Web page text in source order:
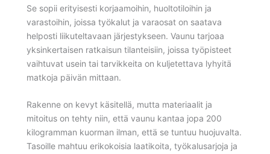
Se sopii erityisesti korjaamoihin, huoltotiloihin ja
varastoihin, joissa työkalut ja varaosat on saatava
helposti liikuteltavaan järjestykseen. Vaunu tarjoaa
yksinkertaisen ratkaisun tilanteisiin, joissa työpisteet
vaihtuvat usein tai tarvikkeita on kuljetettava lyhyitä
matkoja päivän mittaan.
Rakenne on kevyt käsitellä, mutta materiaalit ja
mitoitus on tehty niin, että vaunu kantaa jopa 200
kilogramman kuorman ilman, että se tuntuu huojuvalta.
Tasoille mahtuu erikokoisia laatikoita, työkalusarjoja ja